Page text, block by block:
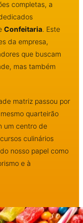
completas, a
Confeitaria. Este
da empresa,
que buscam
mas também
matriz passou por
quarteirão
um centro de
culinários
nosso papel como
e à